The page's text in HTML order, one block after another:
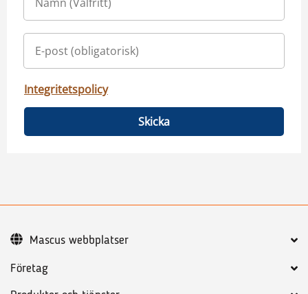
Integritetspolicy
Skicka
Företag
Mascus webbplatser